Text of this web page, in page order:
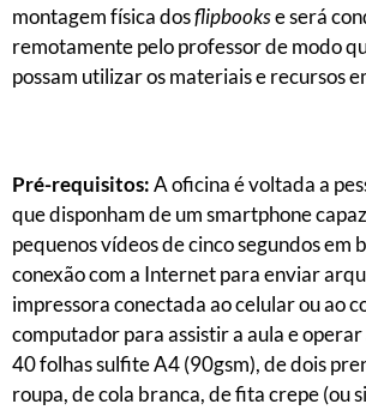
montagem física dosflipbookse será
remotamente pelo professor de modo
possam utilizar os materiais e recursos
Pré-requisitos:A oficina é voltada a
que disponham de um smartphone
pequenos vídeos de cinco segundos em
conexão com a Internet para enviar
impressora conectada ao celular ou ao
computador para assistir a aula e
40 folhas sulfite A4 (90gsm), de dois
roupa, de cola branca, de fita crepe (ou